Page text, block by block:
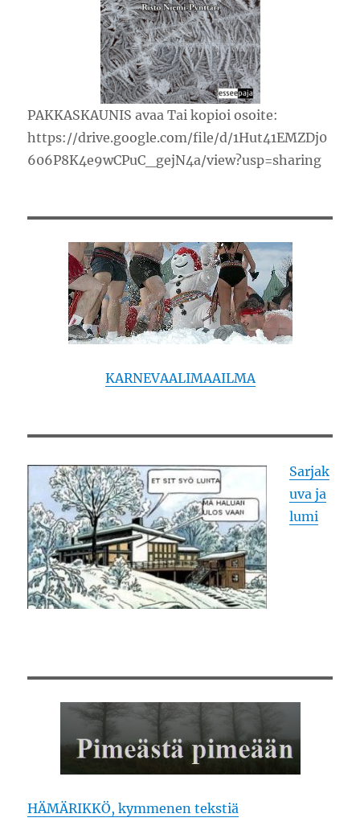
PAKKASKAUNIS avaa Tai kopioi osoite:
https://drive.google.com/file/d/1Hut41EMZDj0
606P8K4e9wCPuC_gejN4a/view?usp=sharing
KARNEVAALIMAAILMA
Sarjak
uva ja
lumi
HÄMÄRIKKÖ, kymmenen tekstiä